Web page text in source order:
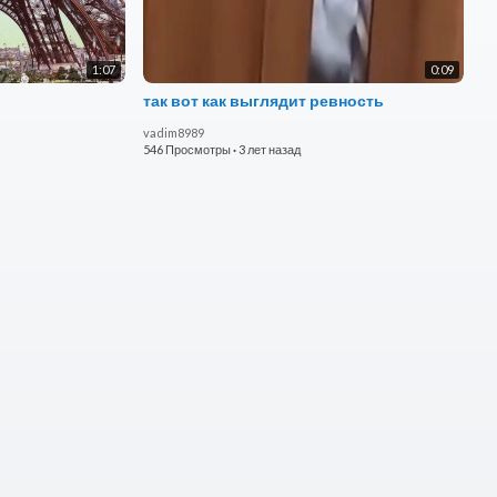
1:07 0:09
так вот как выглядит ревность
vadim8989
546 Просмотры·3 лет назад